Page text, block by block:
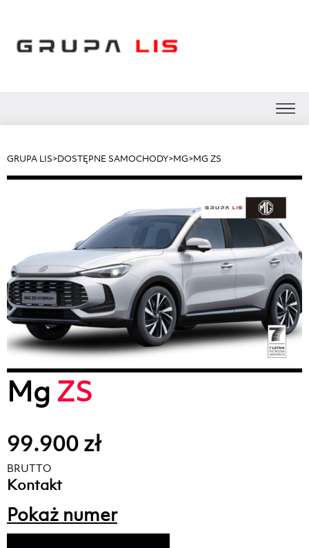
GRUPA LIS>DOSTĘPNE SAMOCHODY>MG>MG ZS
Mg ZS
99.900 zł
BRUTTO
Kontakt
Pokaż numer